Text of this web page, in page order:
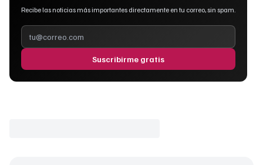
Recibe las noticias más importantes directamente en tu correo, sin spam.
Suscribirme gratis